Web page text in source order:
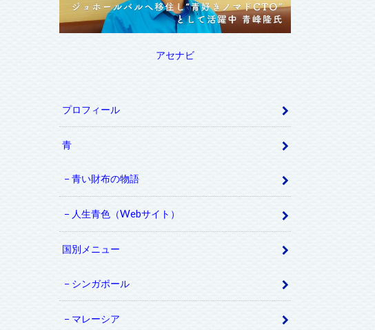
アセナビ
プロフィール
青
青い財布の物語
人生青色（Webサイト）
国別メニュー
シンガポール
マレーシア